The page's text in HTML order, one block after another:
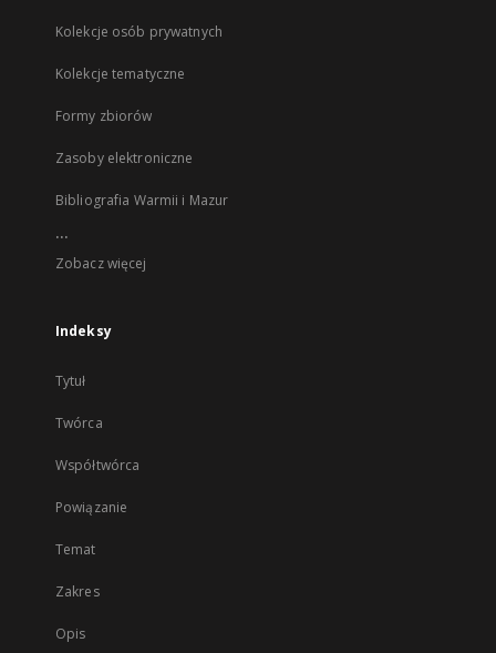
Kolekcje osób prywatnych
Kolekcje tematyczne
Formy zbiorów
Zasoby elektroniczne
Bibliografia Warmii i Mazur
...
Zobacz więcej
Indeksy
Tytuł
Twórca
Współtwórca
Powiązanie
Temat
Zakres
Opis